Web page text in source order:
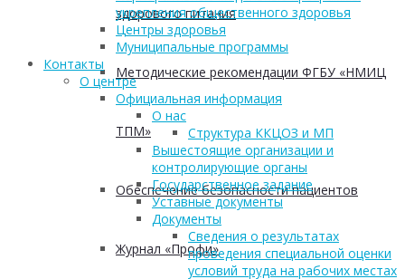
здорового питания
Методические рекомендации ФГБУ «НМИЦ
ТПМ»
Обеспечение безопасности пациентов
Журнал «Профи»
укрепления общественного здоровья
Центры здоровья
Муниципальные программы
Контакты
О центре
Официальная информация
О нас
Структура ККЦОЗ и МП
Вышестоящие организации и
контролирующие органы
Государственное задание
Уставные документы
Документы
Сведения о результатах
проведения специальной оценки
условий труда на рабочих местах